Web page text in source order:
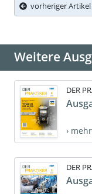
vorheriger Artikel
Weitere
DER
›
DER